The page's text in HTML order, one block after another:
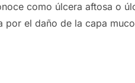
como úlcera aftosa o
el daño de la capa